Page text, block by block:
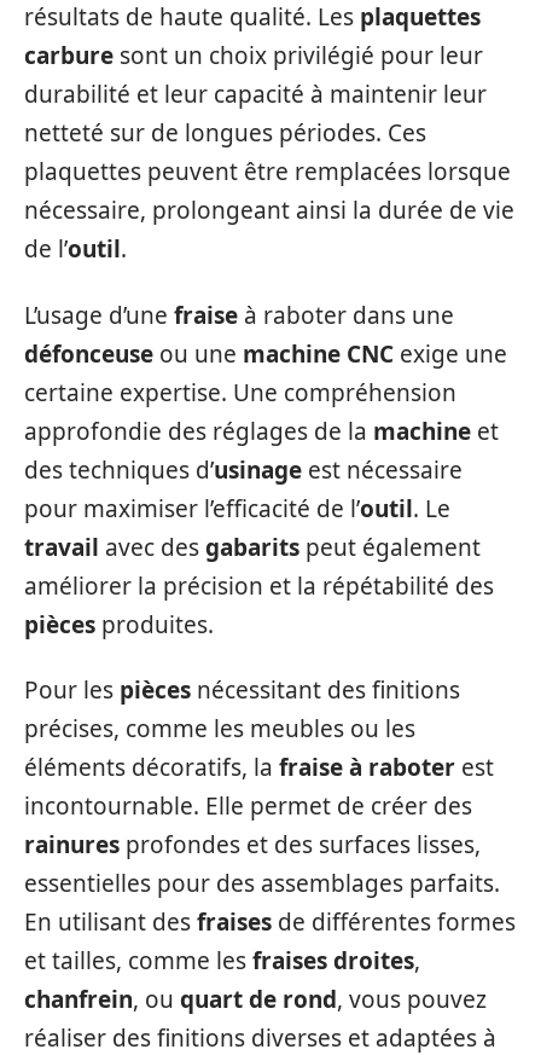
résultats de haute qualité. Les plaquettes
carbure sont un choix privilégié pour leur
durabilité et leur capacité à maintenir leur
netteté sur de longues périodes. Ces
plaquettes peuvent être remplacées lorsque
nécessaire, prolongeant ainsi la durée de vie
de l’outil.
L’usage d’une fraise à raboter dans une
défonceuse ou une machine CNC exige une
certaine expertise. Une compréhension
approfondie des réglages de la machine et
des techniques d’usinage est nécessaire
pour maximiser l’efficacité de l’outil. Le
travail avec desgabarits peut également
améliorer la précision et la répétabilité des
pièces produites.
Pour les pièces nécessitant des finitions
précises, comme les meubles ou les
éléments décoratifs, la fraise à raboter est
incontournable. Elle permet de créer des
rainures profondes et des surfaces lisses,
essentielles pour des assemblages parfaits.
En utilisant desfraises de différentes formes
et tailles, comme lesfraises droites,
chanfrein, ou quart de rond, vous pouvez
réaliser des finitions diverses et adaptées à